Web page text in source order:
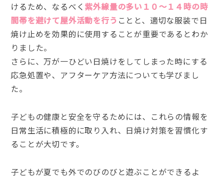
けるため、なるべく 紫外線量の多い１０〜１４時の時
間帯を避けて屋外活動を行う ことと、適切な服装で日
焼け止めを効果的に使用することが重要であるとわか
りました。
さらに、万が一ひどい日焼けをしてしまった時にする
応急処置や、アフターケア方法についても学びまし
た。
子どもの健康と安全を守るためには、これらの情報を
日常生活に積極的に取り入れ、日焼け対策を習慣化す
ることが大切です。
子どもが夏でも外でのびのびと遊ぶことができるよ